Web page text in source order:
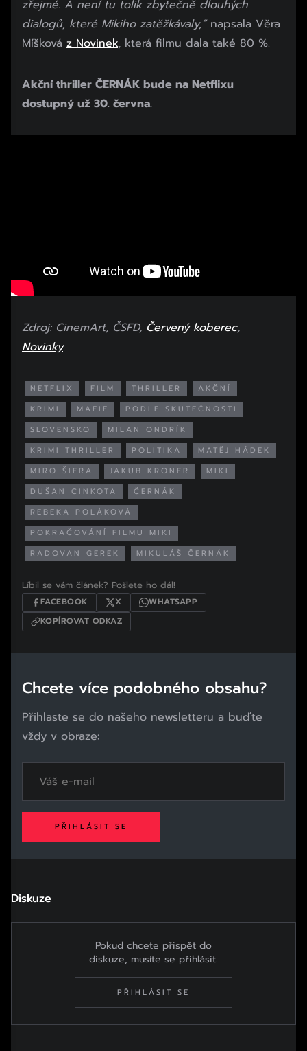
zřejmé. A není tu tolik zbytečně dlouhých
dialogů, které Mikiho zatěžkávaly,“napsala Věra
Míšková z Novinek, která filmu dala také 80 %.
Akční thriller ČERNÁK bude na Netflixu
dostupný už 30. června.
Zdroj: CinemArt, ČSFD, Červený koberec,
Novinky
NETFLIX FILM THRILLER
AKČNÍ
KRIMI
MAFIE
PODLE SKUTEČNOSTI
SLOVENSKO
MILAN ONDRÍK
KRIMI THRILLER
POLITIKA
MATĚJ HÁDEK
MIRO ŠIFRA
JAKUB KRONER
MIKI
DUŠAN CINKOTA
ČERNÁK
REBEKA POLÁKOVÁ
POKRAČOVÁNÍ FILMU MIKI
RADOVAN GEREK
MIKULÁŠ ČERNÁK
Líbil se vám článek? Pošlete ho dál!
FACEBOOK X
WHATSAPP
KOPÍROVAT ODKAZ
Chcete více podobného obsahu?
Přihlaste se do našeho newsletteru a buďte
vždy v obraze:
PŘIHLÁSIT SE
Diskuze
Pokud chcete přispět do
diskuze, musíte se přihlásit.
PŘIHLÁSIT SE